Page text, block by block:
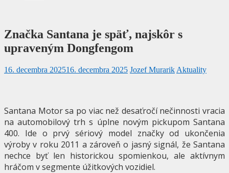
Značka Santana je späť, najskôr s
upraveným Dongfengom
16. decembra 202516. decembra 2025 Jozef Murarik Aktuality
Santana Motor sa po viac než desaťročí nečinnosti vracia
na automobilový trh s úplne novým pickupom Santana
400. Ide o prvý sériový model značky od ukončenia
výroby v roku 2011 a zároveň o jasný signál, že Santana
nechce byť len historickou spomienkou, ale aktívnym
hráčom v segmente úžitkových vozidiel.